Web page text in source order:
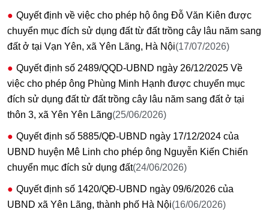
Quyết định về việc cho phép hộ ông Đỗ Văn Kiên được
chuyển mục đích sử dụng đất từ đất trồng cây lâu năm sang
đất ở tại Vạn Yên, xã Yên Lãng, Hà Nội(17/07/2026)
Quyết định số 2489/QQD-UBND ngày 26/12/2025 Về
việc cho phép ông Phùng Minh Hạnh được chuyển mục
đích sử dụng đất từ đất trồng cây lâu năm sang đất ở tại
thôn 3, xã Yên Yên Lãng(25/06/2026)
Quyết định số 5885/QĐ-UBND ngày 17/12/2024 của
UBND huyện Mê Linh cho phép ông Nguyễn Kiến Chiến
chuyển mục đích sử dụng đất(24/06/2026)
Quyết định số 1420/QĐ-UBND ngày 09/6/2026 của
UBND xã Yên Lãng, thành phố Hà Nội(16/06/2026)